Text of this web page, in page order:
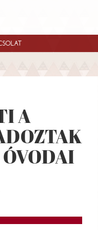
A